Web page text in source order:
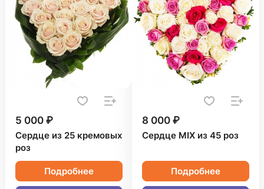
5 000 ₽
Сердце из 25 кремовых
роз
Подробнее
8 000 ₽
Сердце MIX из 45 роз
Подробнее